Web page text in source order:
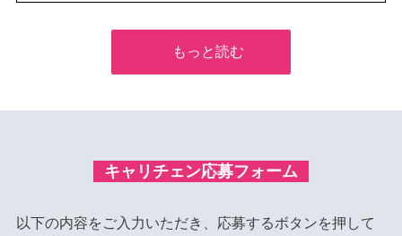
もっと読む
キャリチェン応募フォーム
以下の内容をご入力いただき、応募するボタンを押して